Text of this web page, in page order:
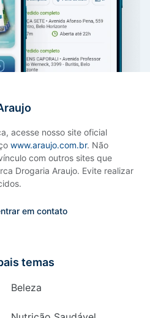
acesse nosso site oficial
www.araujo.com.br. Não
com outros sites que
Drogaria Araujo. Evite realizar
em contato
temas
Beleza